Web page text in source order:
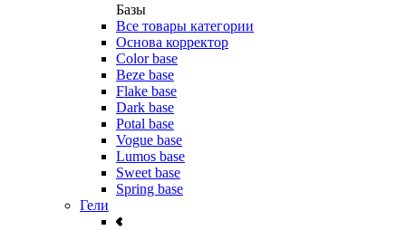
Базы
Все товары категории
Основа корректор
Color base
Beze base
Flake base
Dark base
Potal base
Vogue base
Lumos base
Sweet base
Spring base
Гели